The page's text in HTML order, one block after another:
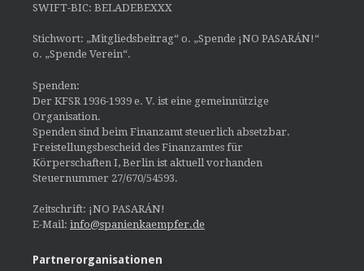
SWIFT-BIC: BELADEBEXXX
Stichwort: „Mitgliedsbeitrag“ o. „Spende ¡NO PASARÁN!“
o. „Spende Verein“.
Spenden:
Der KFSR 1936-1939 e. V. ist eine gemeinnützige
Organisation.
Spenden sind beim Finanzamt steuerlich absetzbar.
Freistellungsbescheid des Finanzamtes für
Körperschaften I, Berlin ist aktuell vorhanden
Steuernummer 27/670/54593.
Zeitschrift: ¡NO PASARÁN!
E-Mail: info@spanienkaempfer.de
Partnerorganisationen